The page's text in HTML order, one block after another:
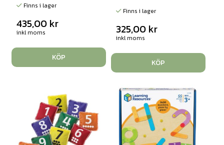
Finns i lager
435,00 kr
inkl moms
KÖP
Finns i lager
325,00 kr
inkl moms
KÖP